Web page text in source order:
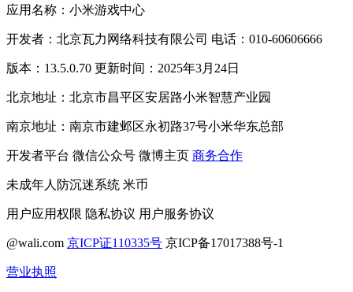
应用名称：小米游戏中心
开发者：北京瓦力网络科技有限公司 电话：010-60606666
版本：13.5.0.70 更新时间：2025年3月24日
北京地址：北京市昌平区安居路小米智慧产业园
南京地址：南京市建邺区永初路37号小米华东总部
开发者平台 微信公众号 微博主页 商务合作
未成年人防沉迷系统 米币
用户应用权限 隐私协议 用户服务协议
@wali.com 京ICP证110335号 京ICP备17017388号-1
营业执照